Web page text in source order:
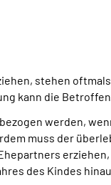
stehen
kann die
werden,
muss der
des Kindes